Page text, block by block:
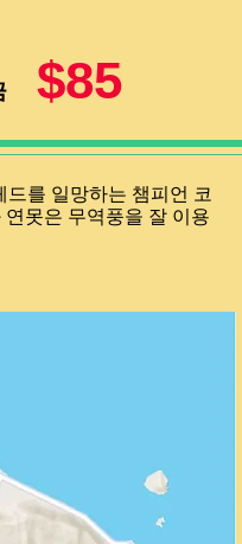
$85
를 일망하는 챔피언 코
못은 무역풍을 잘 이용